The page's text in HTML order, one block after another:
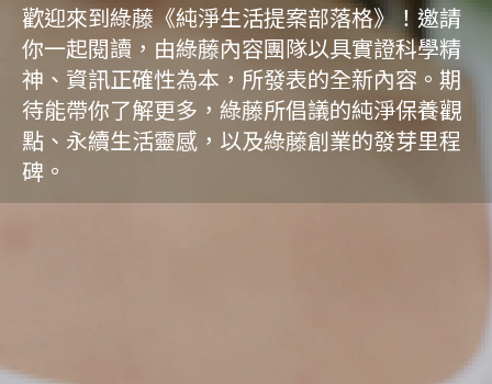
歡迎來到綠藤《純淨生活提案部落格》！邀請
你一起閱讀，由綠藤內容團隊以具實證科學精
神、資訊正確性為本，所發表的全新內容。期
待能帶你了解更多，綠藤所倡議的純淨保養觀
點、永續生活靈感，以及綠藤創業的發芽里程
碑。